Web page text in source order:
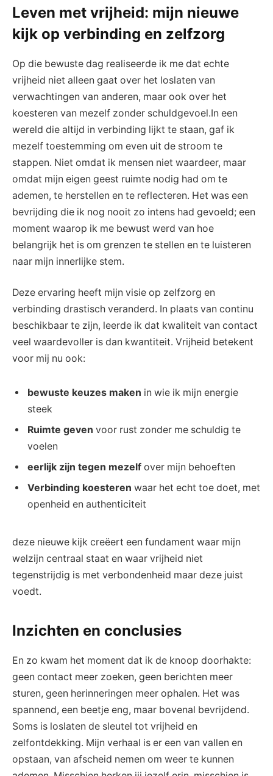
Leven met vrijheid: mijn nieuwe
kijk op verbinding en zelfzorg
Op die bewuste dag realiseerde ik me dat echte
vrijheid niet alleen gaat over het loslaten van
verwachtingen van anderen, maar ook over het
koesteren van mezelf zonder schuldgevoel.In een
wereld die altijd in verbinding lijkt te staan, gaf ik
mezelf toestemming om even uit de stroom te
stappen. Niet omdat ik mensen niet waardeer, maar
omdat mijn eigen geest ruimte nodig had om te
ademen, te herstellen en te reflecteren. Het was een
bevrijding die ik nog nooit zo intens had gevoeld; een
moment waarop ik me bewust werd van hoe
belangrijk het is om grenzen te stellen en te luisteren
naar mijn innerlijke stem.
Deze ervaring heeft mijn visie op zelfzorg en
verbinding drastisch veranderd. In plaats van continu
beschikbaar te zijn, leerde ik dat kwaliteit van contact
veel waardevoller is dan kwantiteit. Vrijheid betekent
voor mij nu ook:
bewuste keuzes maken in wie ik mijn energie
steek
Ruimte geven voor rust zonder me schuldig te
voelen
eerlijk zijn tegen mezelf over mijn behoeften
Verbinding koesteren waar het echt toe doet, met
openheid en authenticiteit
deze nieuwe kijk creëert een fundament waar mijn
welzijn centraal staat en waar vrijheid niet
tegenstrijdig is met verbondenheid maar deze juist
voedt.
Inzichten en conclusies
En zo kwam het moment dat ik de knoop doorhakte:
geen contact meer zoeken, geen berichten meer
sturen, geen herinneringen meer ophalen. Het was
spannend, een beetje eng, maar bovenal bevrijdend.
Soms is loslaten de sleutel tot vrijheid en
zelfontdekking. Mijn verhaal is er een van vallen en
opstaan, van afscheid nemen om weer te kunnen